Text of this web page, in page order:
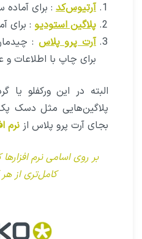
آرتیوس‌کد : برای
پلاگین استودیو : برای
آرت پرو پلاس :
برای چاپ با اطلاعات و
البته در این ورکفلو یا
پلاگین‌هایی مثل دسک پک
بجای آرت پرو پلاس از نرم
بر روی اسامی نرم
کامل‌تری از هر